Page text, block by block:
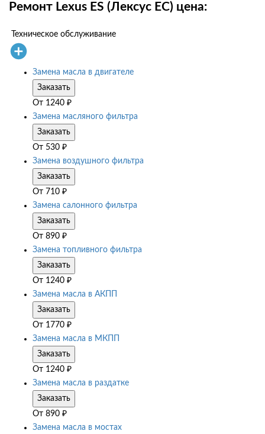
Ремонт Lexus ES (Лексус ЕС) цена:
Техническое обслуживание
Замена масла в двигателе
Заказать
От 1240 ₽
Замена масляного фильтра
Заказать
От 530 ₽
Замена воздушного фильтра
Заказать
От 710 ₽
Замена салонного фильтра
Заказать
От 890 ₽
Замена топливного фильтра
Заказать
От 1240 ₽
Замена масла в АКПП
Заказать
От 1770 ₽
Замена масла в МКПП
Заказать
От 1240 ₽
Замена масла в раздатке
Заказать
От 890 ₽
Замена масла в мостах